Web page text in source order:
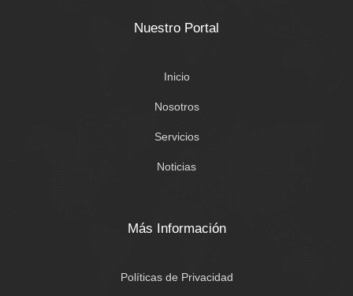
Nuestro Portal
Inicio
Nosotros
Servicios
Noticias
Más Información
Políticas de Privacidad